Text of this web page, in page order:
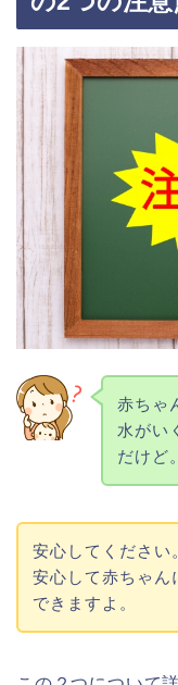
赤ちゃ
水がい
だけど。
安心してください
安心して赤ちゃん
できますよ。